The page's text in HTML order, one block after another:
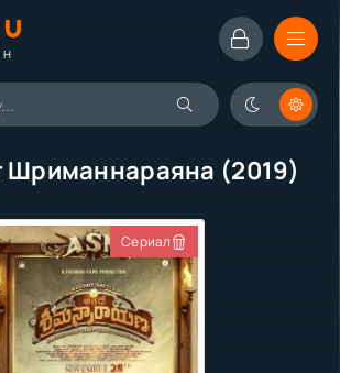
Шриманнараяна (2019)
Сериал